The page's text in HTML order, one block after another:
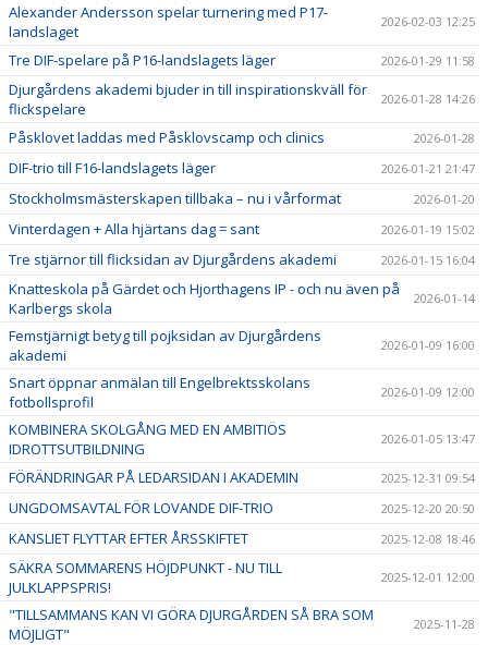
Alexander Andersson spelar turnering med P17-
landslaget
2026-02-03 12:25
Tre DIF-spelare på P16-landslagets läger 2026-01-29 11:58
Djurgårdens akademi bjuder in till inspirationskväll för
flickspelare
2026-01-28 14:26
Påsklovet laddas med Påsklovscamp och clinics 2026-01-28
DIF-trio till F16-landslagets läger 2026-01-21 21:47
Stockholmsmästerskapen tillbaka – nu i vårformat 2026-01-20
Vinterdagen + Alla hjärtans dag = sant 2026-01-19 15:02
Tre stjärnor till flicksidan av Djurgårdens akademi 2026-01-15 16:04
Knatteskola på Gärdet och Hjorthagens IP - och nu även på
Karlbergs skola
2026-01-14
Femstjärnigt betyg till pojksidan av Djurgårdens
akademi
2026-01-09 16:00
Snart öppnar anmälan till Engelbrektsskolans
fotbollsprofil
2026-01-09 12:00
KOMBINERA SKOLGÅNG MED EN AMBITIÖS
IDROTTSUTBILDNING
2026-01-05 13:47
FÖRÄNDRINGAR PÅ LEDARSIDAN I AKADEMIN 2025-12-31 09:54
UNGDOMSAVTAL FÖR LOVANDE DIF-TRIO 2025-12-20 20:50
KANSLIET FLYTTAR EFTER ÅRSSKIFTET 2025-12-08 18:46
SÄKRA SOMMARENS HÖJDPUNKT - NU TILL
JULKLAPPSPRIS!
2025-12-01 12:00
"TILLSAMMANS KAN VI GÖRA DJURGÅRDEN SÅ BRA SOM
MÖJLIGT"
2025-11-28